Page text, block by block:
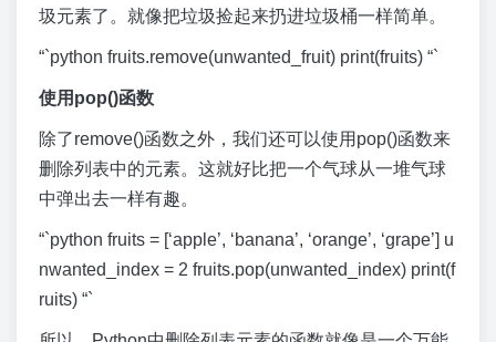
圾元素了。就像把垃圾捡起来扔进垃圾桶一样简单。
“`python fruits.remove(unwanted_fruit) print(fruits) “`
使用pop()函数
除了remove()函数之外，我们还可以使用pop()函数来
删除列表中的元素。这就好比把一个气球从一堆气球
中弹出去一样有趣。
“`python fruits = [‘apple’, ‘banana’, ‘orange’, ‘grape’] u
nwanted_index = 2 fruits.pop(unwanted_index) print(f
ruits) “`